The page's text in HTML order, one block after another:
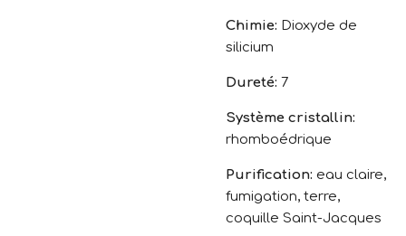
Chimie: Dioxyde de
silicium
Dureté: 7
Système cristallin:
rhomboédrique
Purification: eau claire,
fumigation, terre,
coquille Saint-Jacques